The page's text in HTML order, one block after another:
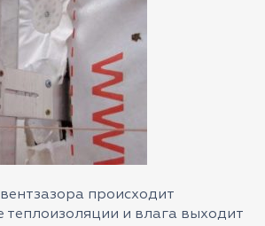
происходит
теплоизоляции и влага выходит